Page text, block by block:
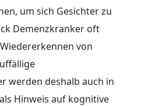
um sich Gesichter zu
Demenzkranker oft
von
werden deshalb auch in
Hinweis auf kognitive